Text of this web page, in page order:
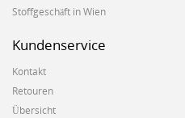
Stoffgeschäft in Wien
Kundenservice
Kontakt
Retouren
Übersicht